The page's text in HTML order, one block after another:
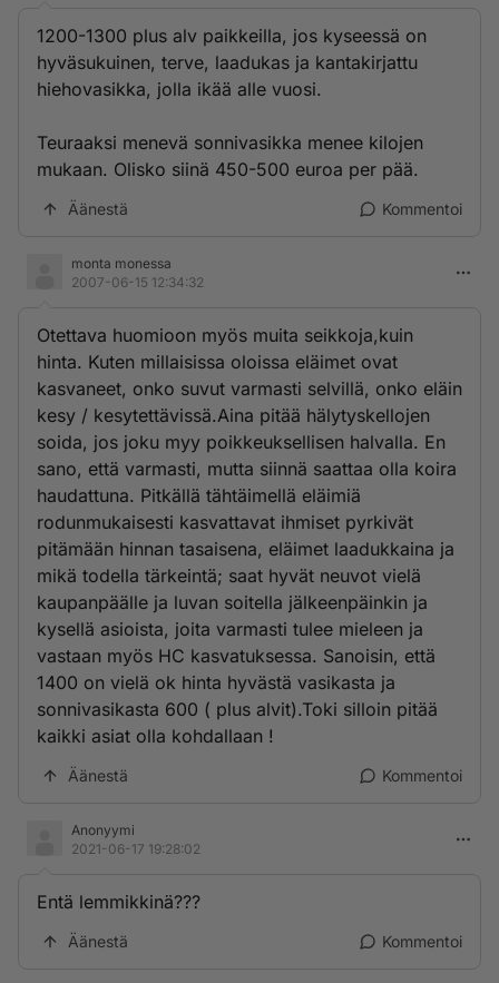
1200-1300 plus alv paikkeilla, jos kyseessä on
hyväsukuinen, terve, laadukas ja kantakirjattu
hiehovasikka, jolla ikää alle vuosi.
Teuraaksi menevä sonnivasikka menee kilojen
mukaan. Olisko siinä 450-500 euroa per pää.
Äänestä Kommentoi
monta monessa
2007-06-15 12:34:32
Otettava huomioon myös muita seikkoja,kuin
hinta. Kuten millaisissa oloissa eläimet ovat
kasvaneet, onko suvut varmasti selvillä, onko eläin
kesy / kesytettävissä.Aina pitää hälytyskellojen
soida, jos joku myy poikkeuksellisen halvalla. En
sano, että varmasti, mutta siinnä saattaa olla koira
haudattuna. Pitkällä tähtäimellä eläimiä
rodunmukaisesti kasvattavat ihmiset pyrkivät
pitämään hinnan tasaisena, eläimet laadukkaina ja
mikä todella tärkeintä; saat hyvät neuvot vielä
kaupanpäälle ja luvan soitella jälkeenpäinkin ja
kysellä asioista, joita varmasti tulee mieleen ja
vastaan myös HC kasvatuksessa. Sanoisin, että
1400 on vielä ok hinta hyvästä vasikasta ja
sonnivasikasta 600 ( plus alvit).Toki silloin pitää
kaikki asiat olla kohdallaan !
Äänestä Kommentoi
Anonyymi
2021-06-17 19:28:02
Entä lemmikkinä???
Äänestä Kommentoi